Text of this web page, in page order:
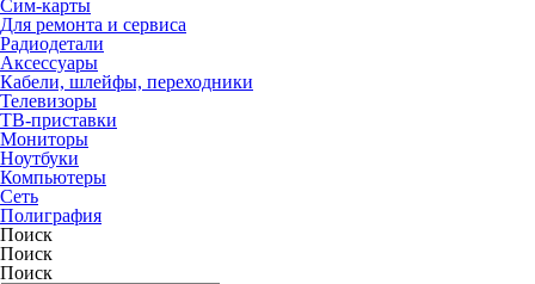
Сим-карты
Для ремонта и сервиса
Радиодетали
Аксессуары
Кабели, шлейфы, переходники
Телевизоры
ТВ-приставки
Мониторы
Ноутбуки
Компьютеры
Сеть
Полиграфия
Поиск
Поиск
Поиск